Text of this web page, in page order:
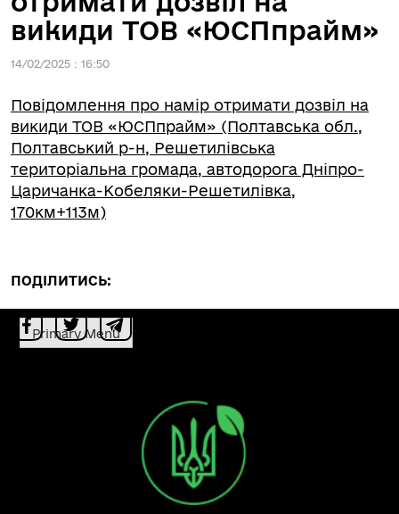
викиди ТОВ «ЮСПпрайм»
14/02/2025 : 16:50
Повідомлення про намір отримати дозвіл на
викиди ТОВ «ЮСПпрайм» (Полтавська обл.,
Полтавський р-н, Решетилівська
територіальна громада, автодорога Дніпро-
Царичанка-Кобеляки-Решетилівка,
170км+113м)
ПОДІЛИТИСЬ:
Primary Menu